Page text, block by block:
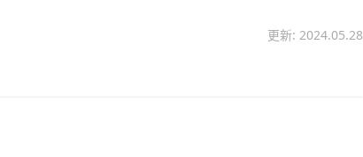
更新: 2024.05.28